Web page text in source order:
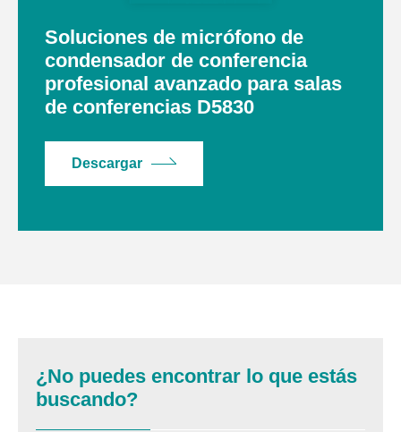
Soluciones de micrófono de
condensador de conferencia
profesional avanzado para salas
de conferencias D5830
Descargar
¿No puedes encontrar lo que estás
buscando?